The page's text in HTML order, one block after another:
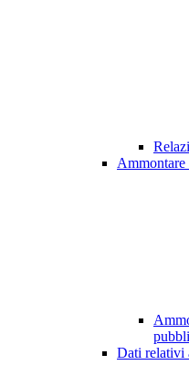
Ammontare
Dati relativi